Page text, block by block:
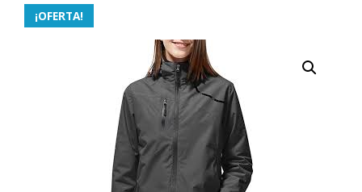
¡OFERTA!